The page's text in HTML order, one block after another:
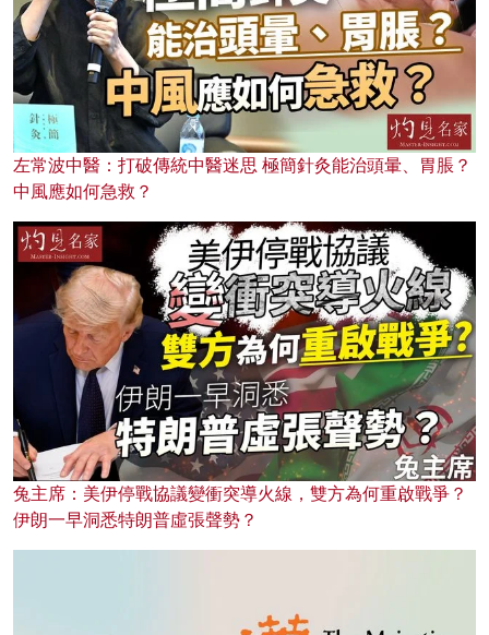
左常波中醫：打破傳統中醫迷思 極簡針灸能治頭暈、胃脹？
中風應如何急救？
兔主席：美伊停戰協議變衝突導火線，雙方為何重啟戰爭？
伊朗一早洞悉特朗普虛張聲勢？